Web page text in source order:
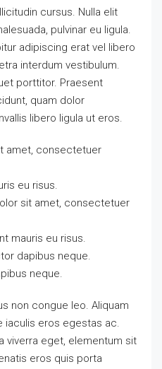
cursus. Nulla elit
pulvinar eu ligula.
adipiscing erat vel libero
interdum vestibulum.
porttitor. Praesent
quam dolor
libero ligula ut eros.
amet, consectetuer
eu risus.
sit amet, consectetuer
mauris eu risus.
dapibus neque.
neque.
non congue leo. Aliquam
iaculis eros egestas ac.
viverra eget, elementum sit
eros quis porta